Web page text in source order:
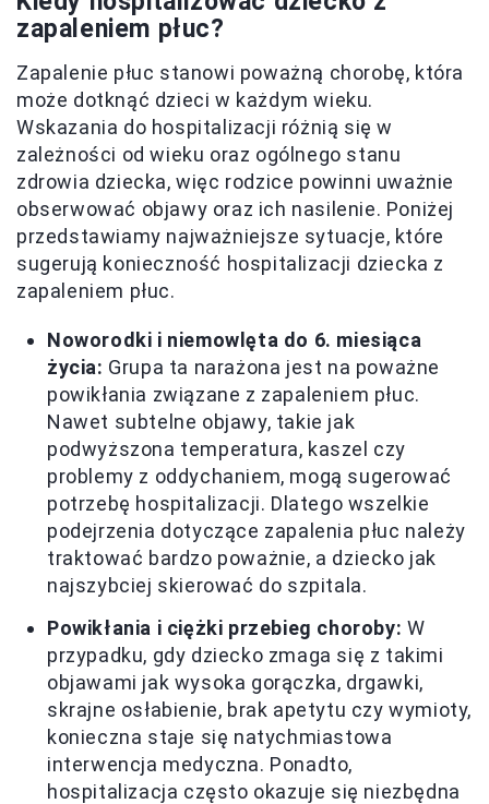
zapaleniem płuc?
Zapalenie płuc stanowi poważną chorobę, która
może dotknąć dzieci w każdym wieku.
Wskazania do hospitalizacji różnią się w
zależności od wieku oraz ogólnego stanu
zdrowia dziecka, więc rodzice powinni uważnie
obserwować objawy oraz ich nasilenie. Poniżej
przedstawiamy najważniejsze sytuacje, które
sugerują konieczność hospitalizacji dziecka z
zapaleniem płuc.
Noworodki i niemowlęta do 6. miesiąca
życia: Grupa ta narażona jest na poważne
powikłania związane z zapaleniem płuc.
Nawet subtelne objawy, takie jak
podwyższona temperatura, kaszel czy
problemy z oddychaniem, mogą sugerować
potrzebę hospitalizacji. Dlatego wszelkie
podejrzenia dotyczące zapalenia płuc należy
traktować bardzo poważnie, a dziecko jak
najszybciej skierować do szpitala.
Powikłania i ciężki przebieg choroby: W
przypadku, gdy dziecko zmaga się z takimi
objawami jak wysoka gorączka, drgawki,
skrajne osłabienie, brak apetytu czy wymioty,
konieczna staje się natychmiastowa
interwencja medyczna. Ponadto,
hospitalizacja często okazuje się niezbędna